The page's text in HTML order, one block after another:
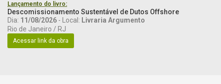
Lançamento do livro:
Descomissionamento Sustentável de Dutos Offshore
Dia: 11/08/2026 - Local: Livraria Argumento
Rio de Janeiro / RJ
Acessar link da obra